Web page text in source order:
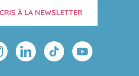
À LA NEWSLETTER